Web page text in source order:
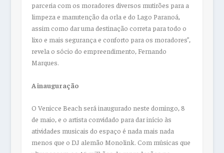
parceria com os moradores diversos mutirões para a
limpeza e manutenção da orla e do Lago Paranoá,
assim como dar uma destinação correta para todo o
lixo e mais segurança e conforto para os moradores”,
revela o sócio do empreendimento, Fernando
Marques.
A inauguração
O Venicce Beach será inaugurado neste domingo, 8
de maio, e o artista convidado para dar início às
atividades musicais do espaço é nada mais nada
menos que o DJ alemão Monolink. Com músicas que